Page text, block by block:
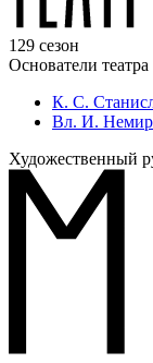
129 сезон
Основатели театра
К. С.
Вл. И.
Художественный